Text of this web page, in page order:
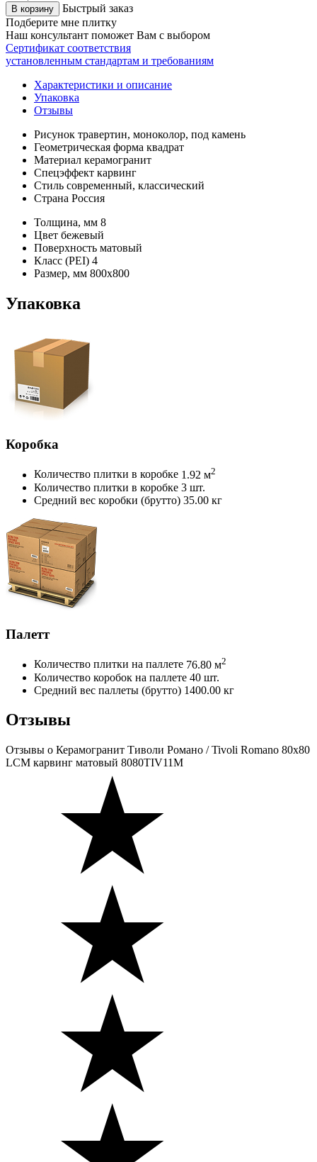
В корзину
Быстрый заказ
Подберите мне плитку
Наш консультант поможет Вам с выбором
Сертификат соответствия
установленным стандартам и требованиям
Характеристики и описание
Упаковка
Отзывы
Рисунок травертин, моноколор, под камень
Геометрическая форма квадрат
Материал керамогранит
Спецэффект карвинг
Стиль современный, классический
Страна Россия
Толщина, мм 8
Цвет бежевый
Поверхность матовый
Класс (PEI) 4
Размер, мм 800х800
Упаковка
Коробка
Количество плитки в коробке 1.92 м2
Количество плитки в коробке 3 шт.
Средний вес коробки (брутто) 35.00 кг
Палетт
Количество плитки на паллете 76.80 м2
Количество коробок на паллете 40 шт.
Средний вес паллеты (брутто) 1400.00 кг
Отзывы
Отзывы о Керамогранит Тиволи Романо / Tivoli Romano 80х80
LCM карвинг матовый 8080TIV11M